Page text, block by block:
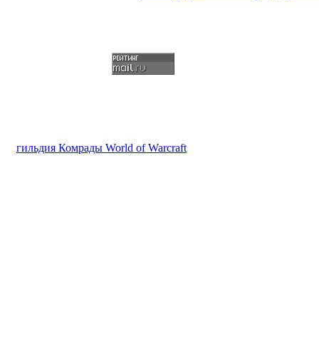
гильдия Комрады World of Warcraft